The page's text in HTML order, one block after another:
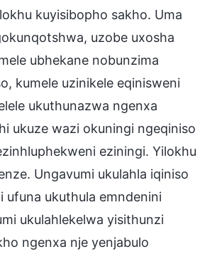
kuyisibopho sakho. Uma
uzobe uxosha
ubhekane nobunzima
kumele uzinikele eqinisweni
ukuthunazwa ngenxa
ukuze wazi okuningi ngeqiniso
eziningi. Yilokhu
Ungavumi ukulahla iqiniso
ufuna ukuthula emndenini
ukulahlekelwa yisithunzi
ngenxa nje yenjabulo